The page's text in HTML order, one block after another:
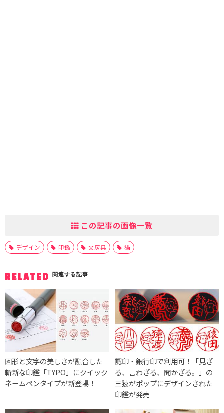
この記事の画像一覧
デザイン 印鑑 文房具 猫
RELATED 関連する記事
図形と文字の美しさが融合した
斬新な印鑑「TYPO」にクイック
ネームペンタイプが新登場！
認印・銀行印で利用可！「見ざ
る、言わざる、聞かざる。」の
三猿がポップにデザインされた
印鑑が発売